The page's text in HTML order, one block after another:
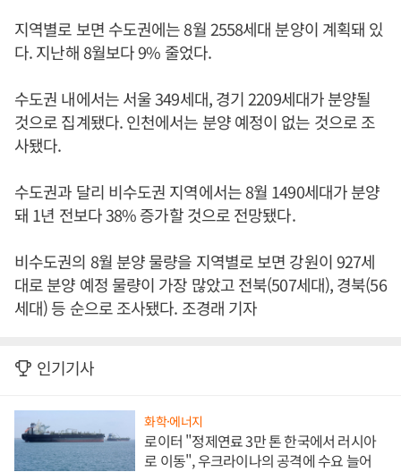
지역별로 보면 수도권에는 8월 2558세대 분양이 계획돼 있
다. 지난해 8월보다 9% 줄었다.
수도권 내에서는 서울 349세대, 경기 2209세대가 분양될
것으로 집계됐다. 인천에서는 분양 예정이 없는 것으로 조
사됐다.
수도권과 달리 비수도권 지역에서는 8월 1490세대가 분양
돼 1년 전보다 38% 증가할 것으로 전망됐다.
비수도권의 8월 분양 물량을 지역별로 보면 강원이 927세
대로 분양 예정 물량이 가장 많았고 전북(507세대), 경북(56
세대) 등 순으로 조사됐다. 조경래 기자
인기기사
화학·에너지
로이터 "정제연료 3만 톤 한국에서 러시아
로 이동", 우크라이나의 공격에 수요 늘어